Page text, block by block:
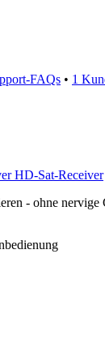
FAQs • 1
- ohne nervige